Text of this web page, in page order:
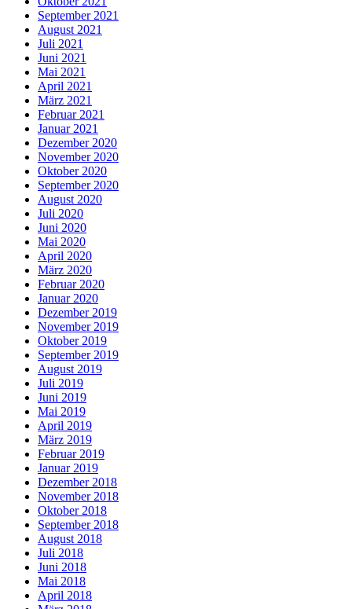
September 2021
August 2021
Juli 2021
Juni 2021
Mai 2021
April 2021
März 2021
Februar 2021
Januar 2021
Dezember 2020
November 2020
Oktober 2020
September 2020
August 2020
Juli 2020
Juni 2020
Mai 2020
April 2020
März 2020
Februar 2020
Januar 2020
Dezember 2019
November 2019
Oktober 2019
September 2019
August 2019
Juli 2019
Juni 2019
Mai 2019
April 2019
März 2019
Februar 2019
Januar 2019
Dezember 2018
November 2018
Oktober 2018
September 2018
August 2018
Juli 2018
Juni 2018
Mai 2018
April 2018